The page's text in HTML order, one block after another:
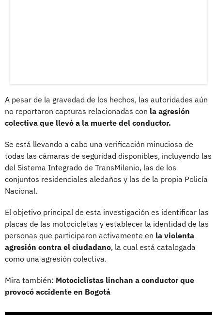
A pesar de la gravedad de los hechos, las autoridades aún
no reportaron capturas relacionadas con la agresión
colectiva que llevó a la muerte del conductor.
Se está llevando a cabo una verificación minuciosa de
todas las cámaras de seguridad disponibles, incluyendo las
del Sistema Integrado de TransMilenio, las de los
conjuntos residenciales aledaños y las de la propia Policía
Nacional.
El objetivo principal de esta investigación es identificar las
placas de las motocicletas y establecer la identidad de las
personas que participaron activamente en la violenta
agresión contra el ciudadano, la cual está catalogada
como una agresión colectiva.
Mira también: Motociclistas linchan a conductor que
provocó accidente en Bogotá